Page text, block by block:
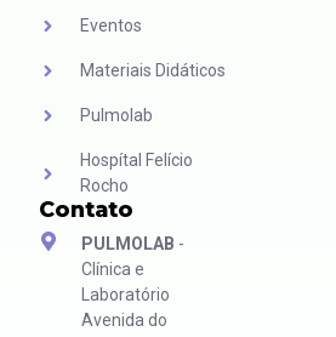
Eventos
Materiais Didáticos
Pulmolab
Hospítal Felício
Rocho
Contato
PULMOLAB -
Clínica e
Laboratório
Avenida do